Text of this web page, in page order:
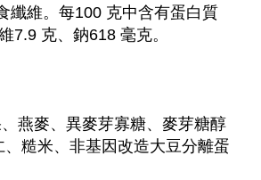
纖維。每100 克中含有蛋白質
7.9 克、鈉618 毫克。
燕麥、異麥芽寡糖、麥芽糖醇
糙米、非基因改造大豆分離蛋